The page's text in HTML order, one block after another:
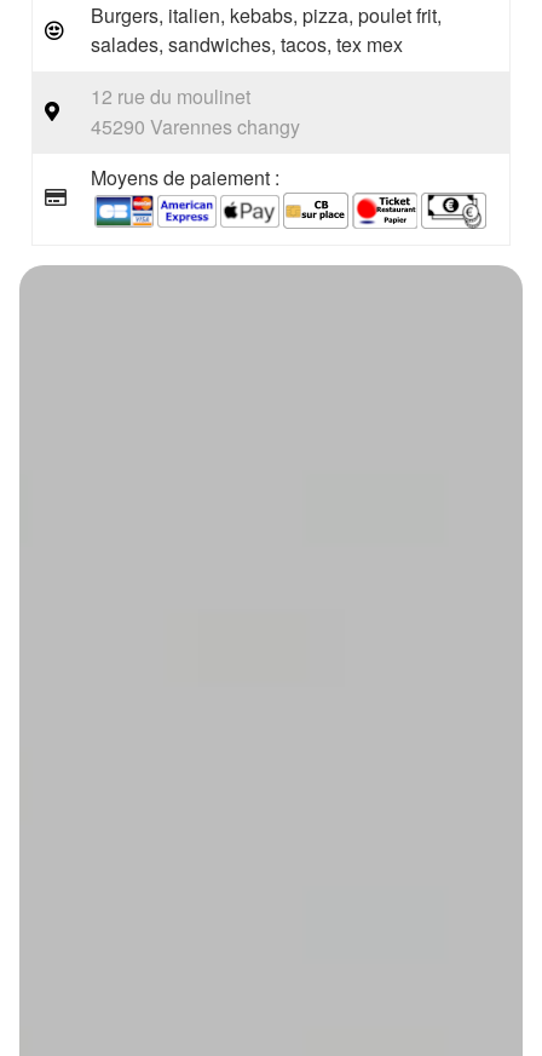
Burgers, italien, kebabs, pizza, poulet frit,
salades, sandwiches, tacos, tex mex
12 rue du moulinet
45290 Varennes changy
Moyens de paiement :